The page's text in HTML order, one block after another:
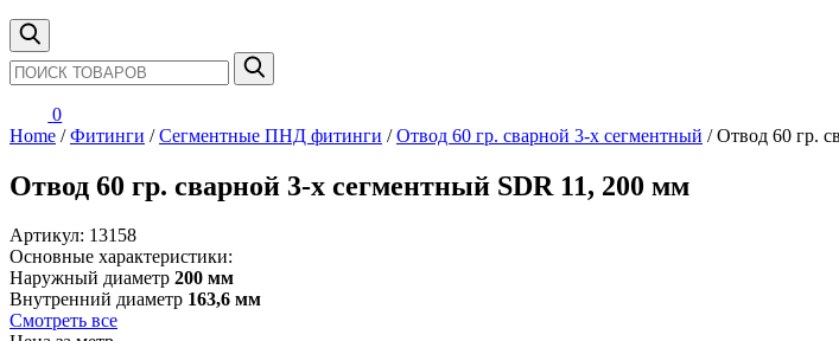
0
Home /Фитинги /Сегментные ПНД фитинги /Отвод 60 гр. сварной 3-х сегментный / Отвод 60 гр.
Отвод 60 гр. сварной 3-х сегментный SDR 11, 200 мм
Артикул: 13158
Основные характеристики:
Наружный диаметр 200 мм
Внутренний диаметр 163,6 мм
Смотреть все